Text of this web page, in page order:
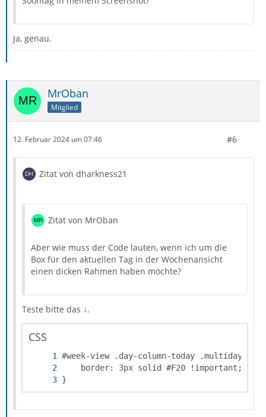
Ja, genau.
MrOban
Mitglied
12. Februar 2024 um 07:46 #6
Zitat von dharkness21
Zitat von MrOban
Aber wie muss der Code lauten, wenn ich um die
Box für den aktuellen Tag in der Wochenansicht
einen dicken Rahmen haben möchte?
Teste bitte das ↓.
CSS
}